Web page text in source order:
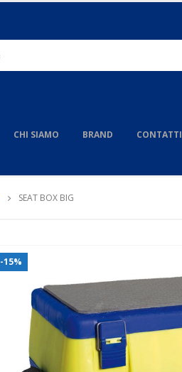
CHI SIAMO BRAND CONTATTI
SEAT BOX BIG
-15%